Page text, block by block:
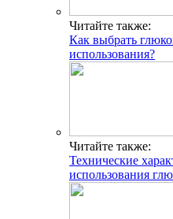
Читайте также:
Как выбрать
использования?
Читайте также:
Технические
использования